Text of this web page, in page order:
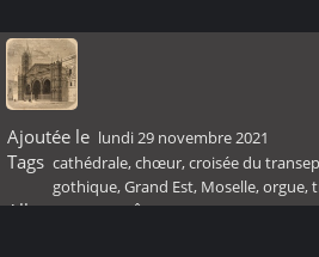
Ajoutée le lundi 29 novembre 2021
Tags cathédrale,chœur,croisée du
gothique,Grand Est, Moselle,orgue,
Albums Moyen Âge